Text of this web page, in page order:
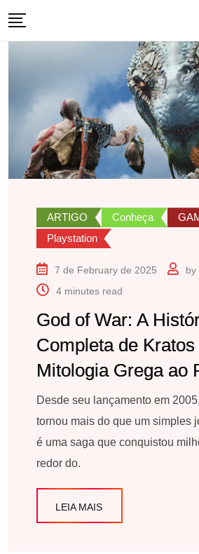
ARTIGO Conheça
Playstation
7 de February de 2025 by
4 minutes read
God of War: A
Completa de Kratos
Mitologia Grega ao
Desde seu lançamento em
tornou mais do que um simples
é uma saga que conquistou
redor do.
LEIA MAIS